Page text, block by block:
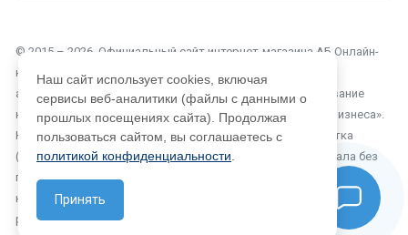
© 2015 – 2026. Официальный сайт интернет-магазина АБ Онлайн-
касса в Симферополе. Текущий сайт является объектом
авторского права, исключительные права, на использование
которого принадлежат компании ООО «Автоматизация Бизнеса».
Копирование, размножение, распространение, перепечатка
(целиком или частично), или иное использование материала без
письменного разрешения компании не допускается. Любое
нарушение прав автора будет преследоваться на основе
российского и международного законодательства.
Наш сайт использует cookies, включая
сервисы веб-аналитики (файлы с данными о
прошлых посещениях сайта). Продолжая
пользоваться сайтом, вы соглашаетесь с
политикой конфиденциальности
Принять